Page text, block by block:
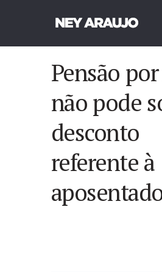
Pensão
não pode
desconto
referente à